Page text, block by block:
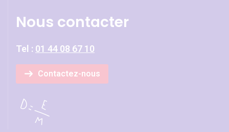
Nous contacter
Tel : 01 44 08 67 10
Contactez-nous